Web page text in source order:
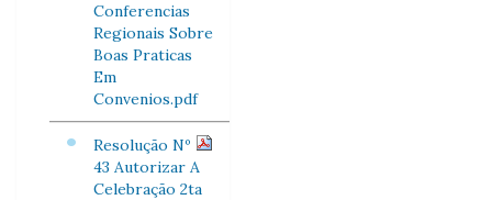
Conferencias
Regionais Sobre
Boas Praticas
Em
Convenios.pdf
Resolução Nº
43 Autorizar A
Celebração 2ta